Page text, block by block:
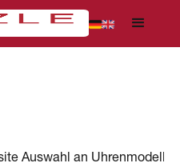
Auswahl an